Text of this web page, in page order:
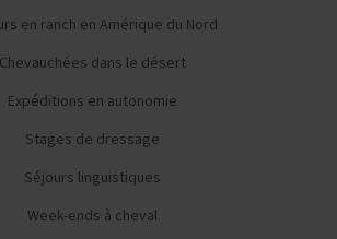
en ranch en Amérique du Nord
Chevauchées dans le désert
Expéditions en autonomie
Stages de dressage
Séjours linguistiques
Week-ends à cheval